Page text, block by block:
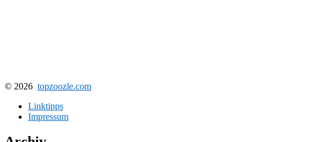
© 2026 topzoozle.com
Linktipps
Impressum